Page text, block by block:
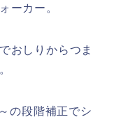
ーカー。
おしりからつま
の段階補正でシ